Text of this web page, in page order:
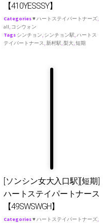
【410YESSSY】
Categories♥ ハートステイパートナーズ,
all, コシウォン
Tags シンチョン, シンチョン駅,ハートス
テイパートナース,新村駅,梨大,短期
[ソンシン女大入口駅][短期]
ハートステイパートナース
【49SWSWGH】
Categories♥ ハートステイパートナーズ,